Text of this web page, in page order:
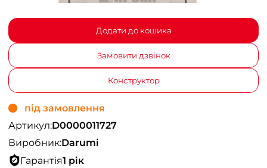
Додати до кошика
Замовити дзвінок
Конструктор
під замовлення
Артикул:D0000011727
Виробник:Darumi
Гарантія1 рік